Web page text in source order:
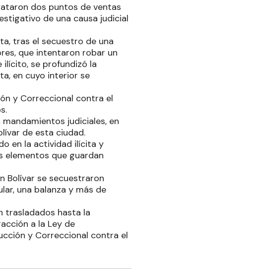
dos puntos de ventas
de una causa judicial
tras el secuestro de una
que intentaron robar un
ilícito, se profundizó la
en cuyo interior se
y Correccional contra el
judiciales, en
de esta ciudad.
en la actividad ilícita y
elementos que guardan
Bolívar se secuestraron
una balanza y más de
trasladados hasta la
a la Ley de
y Correccional contra el